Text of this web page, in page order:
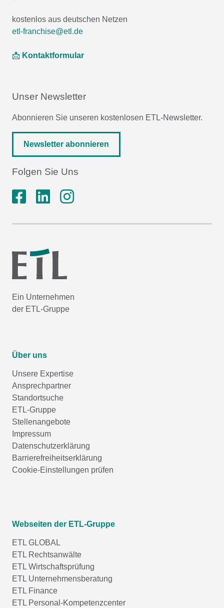
kostenlos aus deutschen Netzen
etl-franchise@etl.de
📩 Kontaktformular
Unser Newsletter
Abonnieren Sie unseren kostenlosen ETL-Newsletter.
Newsletter abonnieren
Folgen Sie Uns
Ein Unternehmen
der ETL-Gruppe
Über uns
Unsere Expertise
Ansprechpartner
Standortsuche
ETL-Gruppe
Stellenangebote
Impressum
Datenschutzerklärung
Barrierefreiheitserklärung
Cookie-Einstellungen prüfen
Webseiten der ETL-Gruppe
ETL GLOBAL
ETL Rechtsanwälte
ETL Wirtschaftsprüfung
ETL Unternehmensberatung
ETL Finance
ETL Personal-Kompetenzcenter